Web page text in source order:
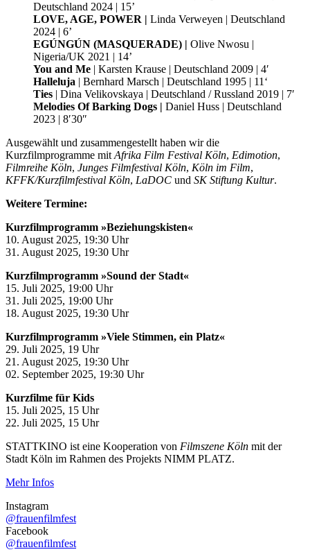
Deutschland 2024 | 15’
LOVE, AGE, POWER | Linda Verweyen | Deutschland
2024 | 6’
EGÚNGÚN (MASQUERADE) | Olive Nwosu |
Nigeria/UK 2021 | 14’
You and Me | Karsten Krause | Deutschland 2009 | 4′
Halleluja | Bernhard Marsch | Deutschland 1995 | 11‘
Ties | Dina Velikovskaya | Deutschland / Russland 2019 | 7′
Melodies Of Barking Dogs | Daniel Huss | Deutschland
2023 | 8′30″
Ausgewählt und zusammengestellt haben wir die
Kurzfilmprogramme mit Afrika Film Festival Köln, Edimotion,
Filmreihe Köln, Junges Filmfestival Köln, Köln im Film,
KFFK/Kurzfilmfestival Köln, LaDOC und SK Stiftung Kultur.
Weitere Termine:
Kurzfilmprogramm »Beziehungskisten«
10. August 2025, 19:30 Uhr
31. August 2025, 19:30 Uhr
Kurzfilmprogramm »Sound der Stadt«
15. Juli 2025, 19:00 Uhr
31. Juli 2025, 19:00 Uhr
18. August 2025, 19:30 Uhr
Kurzfilmprogramm »Viele Stimmen, ein Platz«
29. Juli 2025, 19 Uhr
21. August 2025, 19:30 Uhr
02. September 2025, 19:30 Uhr
Kurzfilme für Kids
15. Juli 2025, 15 Uhr
22. Juli 2025, 15 Uhr
STATTKINO ist eine Kooperation von Filmszene Köln mit der
Stadt Köln im Rahmen des Projekts NIMM PLATZ.
Mehr Infos
Instagram
@frauenfilmfest
Facebook
@frauenfilmfest